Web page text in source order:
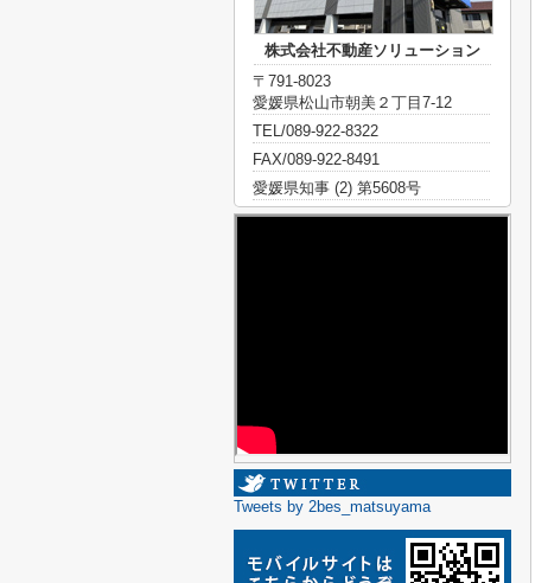
株式会社不動産ソリューション
〒791-8023
愛媛県松山市朝美２丁目7-12
TEL/089-922-8322
FAX/089-922-8491
愛媛県知事 (2) 第5608号
Tweets by 2bes_matsuyama